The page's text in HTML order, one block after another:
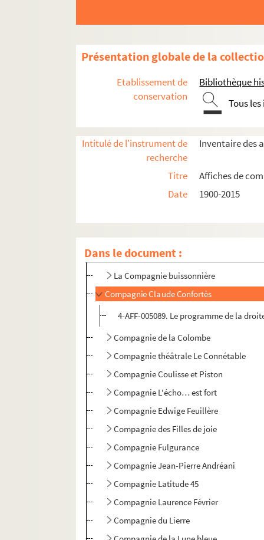
Présentation globale de la
Etablissement de
conservation
Bibliothèque
Tous
Intitulé de l'instrument de
recherche
Inventaire des
Titre
Affiches de
Date
1900-2015
Dans le document :
Comédiens des Champs-Elysées
4-AFF-005079. Compagnie André Blin
4-AFF-005080. Compagnie André Tahon
Compagnie Apremont Musithéa
Compagnie Artimon
Compagnie Bernard Wentzel
Compagnie du Bois lacté
Compagnie du Bredin
La Compagnie buissonnière
Compagnie Claude Confortès
4-AFF-005089. Le programme de la
Compagnie de la Colombe
Compagnie théâtrale Le Connétable
Compagnie Coulisse et Piston
Compagnie L'écho… est fort
Compagnie Edwige Feuillère
Compagnie des Filles de joie
Compagnie Fulgurance
Compagnie Jean-Pierre Andréani
Compagnie Latitude 45
Compagnie Laurence Février
Compagnie du Lierre